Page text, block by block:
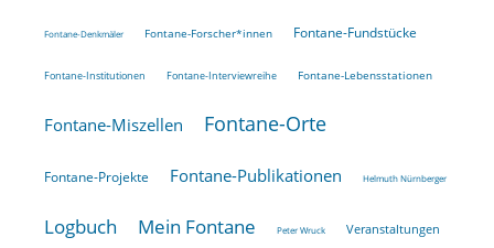
Fontane-Denkmäler Fontane-Forscher*innen Fontane-Fundstücke
Fontane-Institutionen Fontane-Interviewreihe Fontane-Lebensstationen
Fontane-Miszellen Fontane-Orte
Fontane-Projekte Fontane-Publikationen Helmuth Nürnberger
Logbuch Mein Fontane Peter Wruck Veranstaltungen